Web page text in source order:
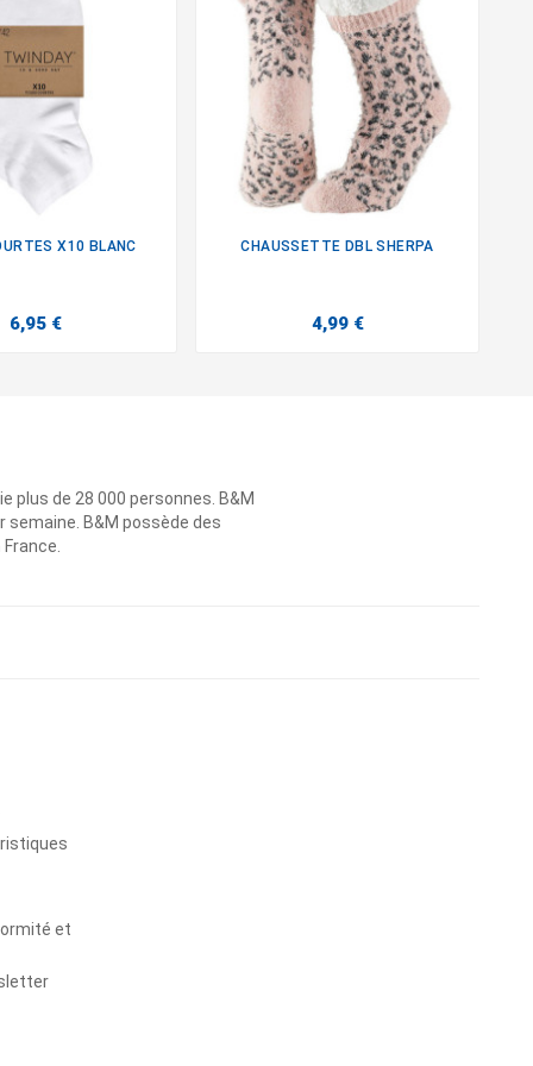
X10 BLANC
6,95 €
CHAUSSETTE DBL SHERPA
4,99 €
plus de 28 000 personnes. B&M
B&M possède des
et